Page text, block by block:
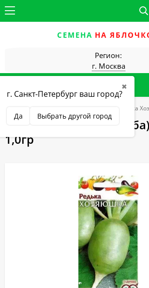
СЕМЕНА НА
Регион:
г. Москва
✖
г. Санкт-Петербург ваш город?
Да Выбрать другой город
Редька, Турнепс, Пастернак, Брюква Редька
Редька Хозяюшка
1,0гр